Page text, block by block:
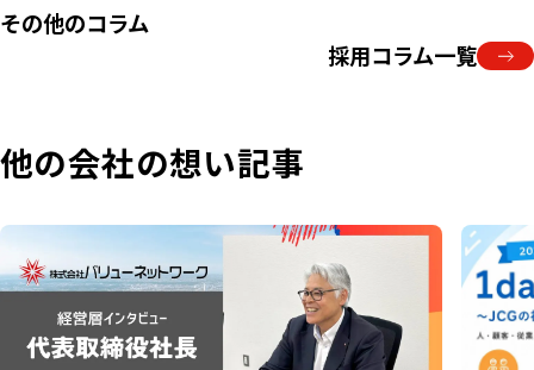
その他のコラム
採用コラム一覧
他の会社の想い記事